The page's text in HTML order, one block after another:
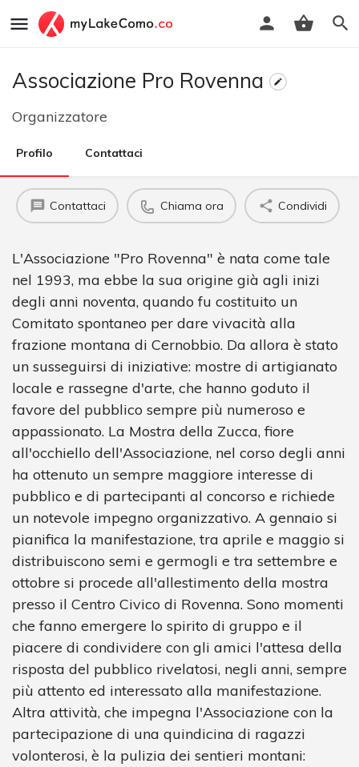
Associazione Pro Rovenna
Organizzatore
Profilo Contattaci
Contattaci Chiama ora Condividi
L'Associazione "Pro Rovenna" è nata come tale
nel 1993, ma ebbe la sua origine già agli inizi
degli anni noventa, quando fu costituito un
Comitato spontaneo per dare vivacità alla
frazione montana di Cernobbio. Da allora è stato
un susseguirsi di iniziative: mostre di artigianato
locale e rassegne d'arte, che hanno goduto il
favore del pubblico sempre più numeroso e
appassionato. La Mostra della Zucca, fiore
all'occhiello dell'Associazione, nel corso degli anni
ha ottenuto un sempre maggiore interesse di
pubblico e di partecipanti al concorso e richiede
un notevole impegno organizzativo. A gennaio si
pianifica la manifestazione, tra aprile e maggio si
distribuiscono semi e germogli e tra settembre e
ottobre si procede all'allestimento della mostra
presso il Centro Civico di Rovenna. Sono momenti
che fanno emergere lo spirito di gruppo e il
piacere di condividere con gli amici l'attesa della
risposta del pubblico rivelatosi, negli anni, sempre
più attento ed interessato alla manifestazione.
Altra attività, che impegna l'Associazione con la
partecipazione di una quindicina di ragazzi
volonterosi, è la pulizia dei sentieri montani: